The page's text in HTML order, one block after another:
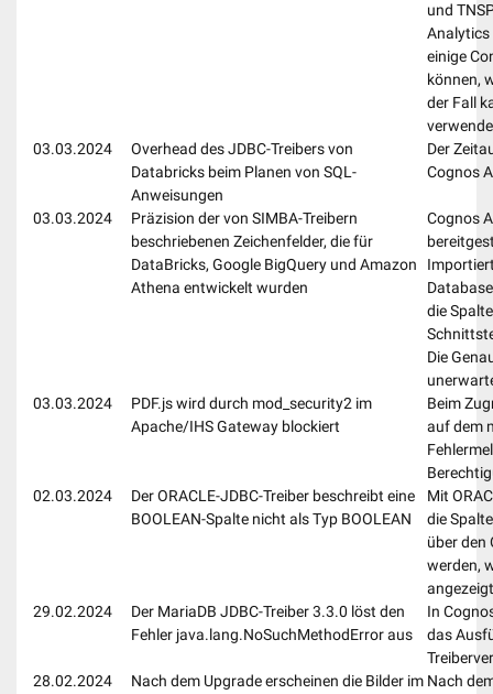
und
Analytics
einige
können,
der Fall
03.03.2024
Overhead des JDBC-Treibers von
Databricks beim Planen von SQL-
Anweisungen
Der
Cognos
03.03.2024
Präzision der von SIMBA-Treibern
beschriebenen Zeichenfelder, die für
DataBricks, Google BigQuery und Amazon
Athena entwickelt wurden
Cognos
die
Die
03.03.2024
PDF.js wird durch mod_security2 im
Apache/IHS Gateway blockiert
Beim
auf dem
02.03.2024
Der ORACLE-JDBC-Treiber beschreibt eine
BOOLEAN-Spalte nicht als Typ BOOLEAN
Mit
die
über den
werden,
29.02.2024
Der MariaDB JDBC-Treiber 3.3.0 löst den
Fehler java.lang.NoSuchMethodError aus
In
das
28.02.2024
Nach dem Upgrade erscheinen die Bilder im Nach